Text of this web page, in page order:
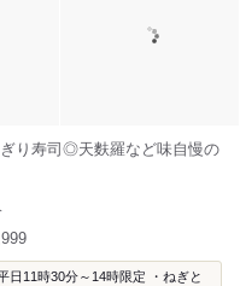
り寿司◎天麩羅など味自慢の
日11時30分～14時限定 ・ねぎと